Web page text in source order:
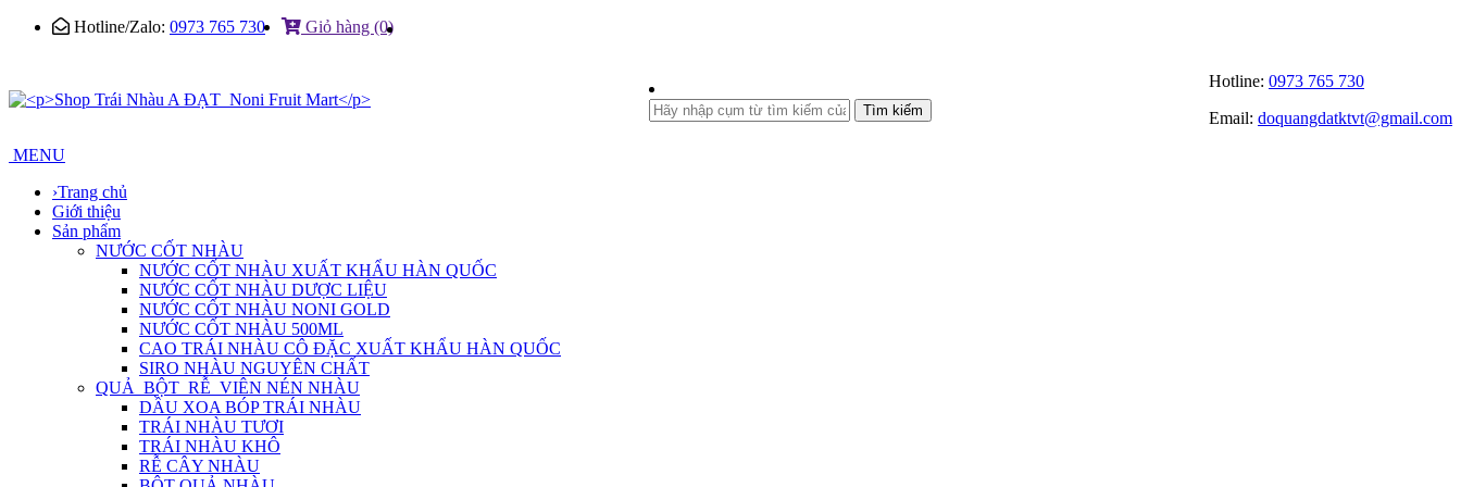
Hotline/Zalo: 0973 765 730 Giỏ hàng (0)
Tìm kiếm
Hotline: 0973 765 730
Email: doquangdatktvt@gmail.com
MENU
›Trang chủ
Giới thiệu
Sản phẩm
NƯỚC CỐT NHÀU
NƯỚC CỐT NHÀU XUẤT KHẨU HÀN QUỐC
NƯỚC CỐT NHÀU DƯỢC LIỆU
NƯỚC CỐT NHÀU NONI GOLD
NƯỚC CỐT NHÀU 500ML
CAO TRÁI NHÀU CÔ ĐẶC XUẤT KHẨU HÀN QUỐC
SIRO NHÀU NGUYÊN CHẤT
QUẢ_BỘT_RỄ_VIÊN NÉN NHÀU
DẦU XOA BÓP TRÁI NHÀU
TRÁI NHÀU TƯƠI
TRÁI NHÀU KHÔ
RỄ CÂY NHÀU